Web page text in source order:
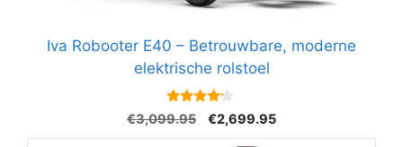
Iva Robooter E40 – Betrouwbare, moderne
elektrische rolstoel
4
van 5
€3,099.95
Oorspronkelijke
prijs
€2,699.95Huidige
prijs